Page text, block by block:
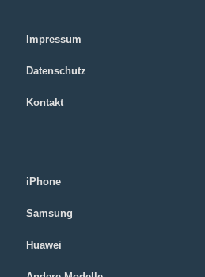
Impressum
Datenschutz
Kontakt
iPhone
Samsung
Huawei